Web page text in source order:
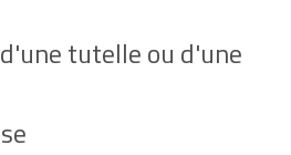
tutelle ou d'une